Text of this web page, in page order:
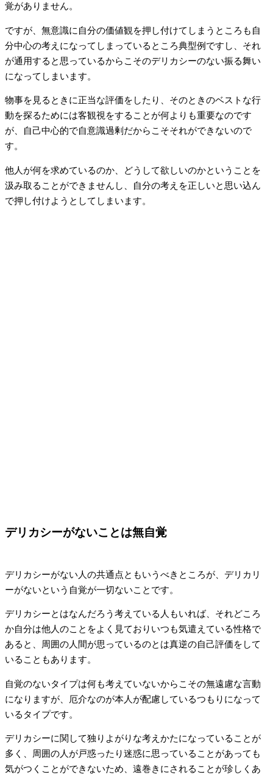
覚がありません。
ですが、無意識に自分の価値観を押し付けてしまうところも自
分中心の考えになってしまっているところ典型例ですし、それ
が通用すると思っているからこそのデリカシーのない振る舞い
になってしまいます。
物事を見るときに正当な評価をしたり、そのときのベストな行
動を探るためには客観視をすることが何よりも重要なのです
が、自己中心的で自意識過剰だからこそそれができないので
す。
他人が何を求めているのか、どうして欲しいのかということを
汲み取ることができませんし、自分の考えを正しいと思い込ん
で押し付けようとしてしまいます。
デリカシーがないことは無自覚
デリカシーがない人の共通点ともいうべきところが、デリカリ
ーがないという自覚が一切ないことです。
デリカシーとはなんだろう考えている人もいれば、それどころ
か自分は他人のことをよく見ておりいつも気遣えている性格で
あると、周囲の人間が思っているのとは真逆の自己評価をして
いることもあります。
自覚のないタイプは何も考えていないからこその無遠慮な言動
になりますが、厄介なのが本人が配慮しているつもりになって
いるタイプです。
デリカシーに関して独りよがりな考えかたになっていることが
多く、周囲の人が戸惑ったり迷惑に思っていることがあっても
気がつくことができないため、遠巻きにされることが珍しくあ